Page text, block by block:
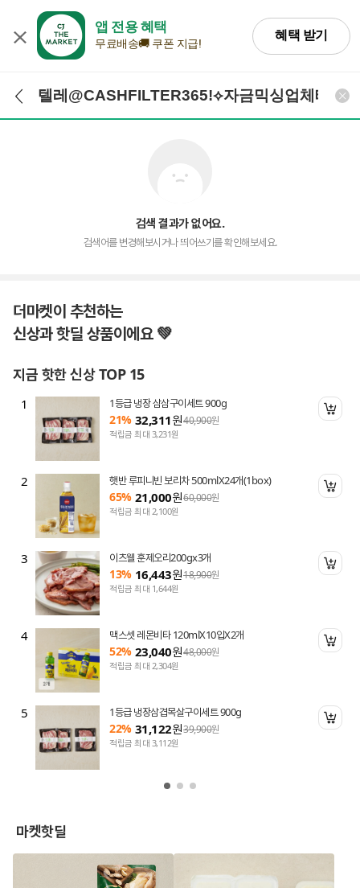
앱 전용 혜택
무료배송🚚 쿠폰 지급!
혜택 받기
검색어 입력 검
검색 결과가 없어요.
검색어를 변경해보시거나 띄어쓰기를 확인해보세요.
더마켓이 추천하는
신상과 핫딜 상품이에요 💚
지금 핫한 신상 TOP 15
담기
담기
담기
담기
담기
1 1등급 냉장 삼삼구이세트 900g
21% 32,311원40,900원
적립금 최대 3,231원
2 햇반 루피니빈 보리차 500mlX24개(1box)
65% 21,000원60,000원
적립금 최대 2,100원
3 이츠웰 훈제오리200gx3개
13% 16,443원18,900원
적립금 최대 1,644원
4 맥스셋 레몬비타 120mlX10입X2개
52% 23,040원48,000원
적립금 최대 2,304원
5 1등급 냉장삼겹목살구이세트 900g
22% 31,122원39,900원
적립금 최대 3,112원
마켓핫딜